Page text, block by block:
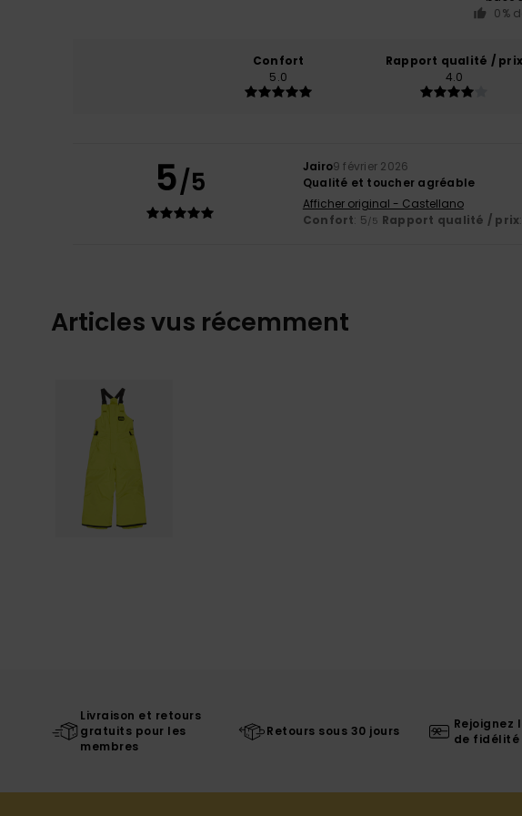
0%
Confort
5.0
Rapport qualité / prix
4.0
5/5 Jairo9 février 2026
Qualité et toucher agréable
Afficher original - Castellano
Confort: 5/5 Rapport qualité / prix
Articles vus récemment
Livraison et retours
gratuits pour les
membres
Retours sous 30 jours
Rejoignez
de fidélité